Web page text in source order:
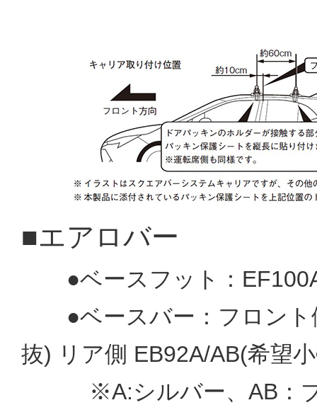
■エアロバー
●ベースフット：
●ベースバー：フロント
抜) リア側 EB92A/AB(希望
※A:シルバー、AB：ブ